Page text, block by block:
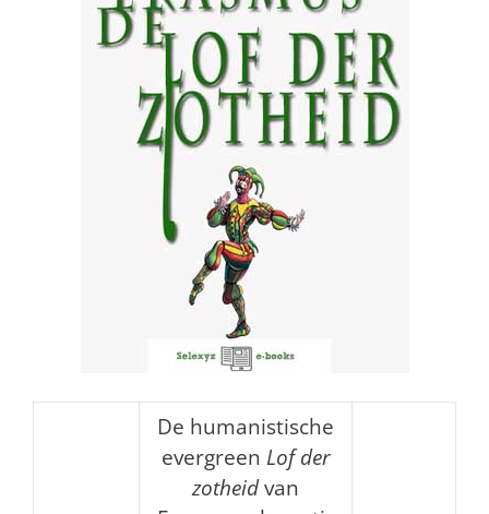
De humanistische
evergreen Lof der
zotheidvan